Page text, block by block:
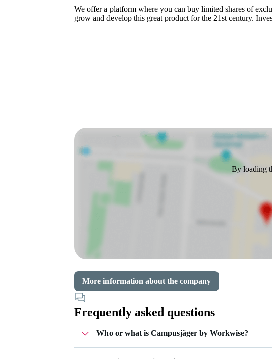
We offer a platform where you can buy limited shares of
grow and develop this great product for the 21st century.
By loading
More information about the company
Frequently asked questions
Who or what is Campusjäger by Workwise?